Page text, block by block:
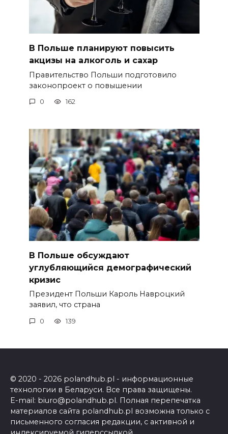
В Польше планируют повысить
акцизы на алкоголь и сахар
Правительство Польши подготовило
законопроект о повышении
0 162
В Польше обсуждают
углубляющийся демографический
кризис
Президент Польши Кароль Навроцкий
заявил, что страна
0 139
© 2020 - 2026 polandhub.pl - информационные
технологии в Беларуси. Все права защищены.
E-mail: biuro@polandhub.pl. Полная перепечатка
материалов сайта polandhub.pl возможна только с
письменного согласия редакции, с активной и